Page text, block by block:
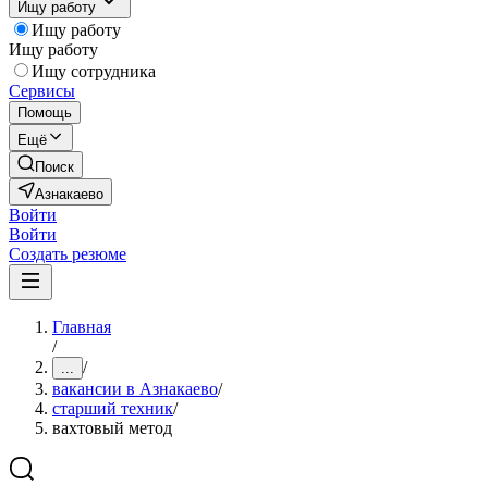
Ищу работу
Ищу работу
Ищу работу
Ищу сотрудника
Сервисы
Помощь
Ещё
Поиск
Азнакаево
Войти
Войти
Создать резюме
Главная
/
... /
вакансии в Азнакаево/
старший техник/
вахтовый метод